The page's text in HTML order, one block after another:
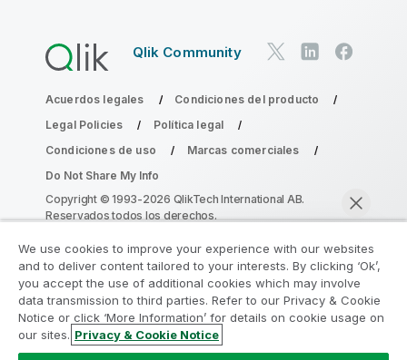
Qlik Community
Acuerdos legales
Condiciones del producto
Legal Policies
Política legal
Condiciones de uso
Marcas comerciales
Do Not Share My Info
Copyright © 1993-2026 QlikTech International AB.
Reservados todos los derechos.
Únase al Programa de modernización de
la analítica
Modernícese sin comprometer sus valiosas aplicaciones
We use cookies to improve your experience with our websites
and to deliver content tailored to your interests. By clicking ‘Ok’,
you accept the use of additional cookies which may involve
data transmission to third parties. Refer to our Privacy & Cookie
Notice or click ‘More Information’ for details on cookie usage on
our sites. Privacy & Cookie Notice